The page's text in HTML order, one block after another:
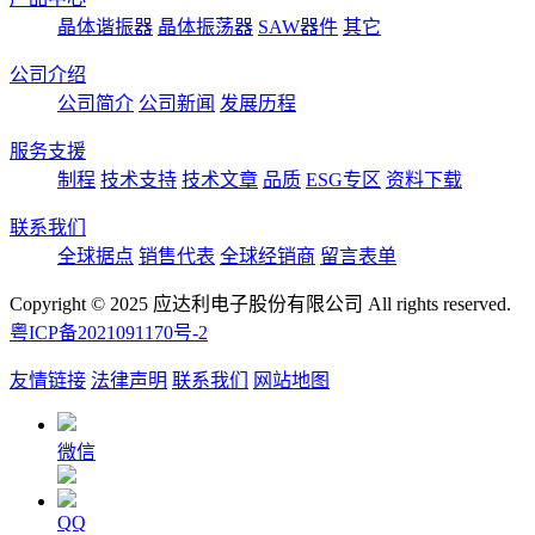
晶体谐振器 晶体振荡器 SAW器件 其它
公司介绍
公司简介 公司新闻 发展历程
服务支援
制程 技术支持 技术文章 品质 ESG专区 资料下载
联系我们
全球据点 销售代表 全球经销商 留言表单
Copyright © 2025 应达利电子股份有限公司 All rights reserved.
粤ICP备2021091170号-2
友情链接 法律声明 联系我们 网站地图
微信
QQ